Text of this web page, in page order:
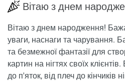
Вітаю з днем
Вітаю з днем ​​народження!
уваги, наснаги та чарування.
та безмежної фантазії для
картин на нігтях своїх
до п'яток, від плеч до кінчиків